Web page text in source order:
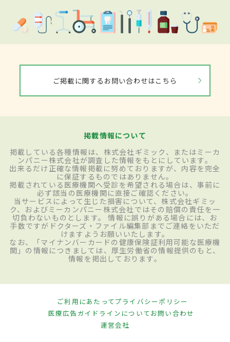
ご掲載に関するお問い合わせはこちら
掲載情報について
掲載している各種情報は、株式会社ギミック、またはミーカ
ンパニー株式会社が調査した情報をもとにしています。
出来るだけ正確な情報掲載に努めておりますが、内容を完全
に保証するものではありません。
掲載されている医療機関へ受診を希望される場合は、事前に
必ず該当の医療機関に直接ご確認ください。
当サービスによって生じた損害について、株式会社ギミッ
ク、およびミーカンパニー株式会社ではその賠償の責任を一
切負わないものとします。 情報に誤りがある場合には、お
手数ですがドクターズ・ファイル編集部までご連絡をいただ
けますようお願いいたします。
なお、「マイナンバーカードの健康保険証利用可能な医療機
関」の情報につきましては、厚生労働省の情報提供のもと、
情報を掲出しております。
ご利用にあたってプライバシーポリシー
医療広告ガイドラインについてお問い合わせ
運営会社